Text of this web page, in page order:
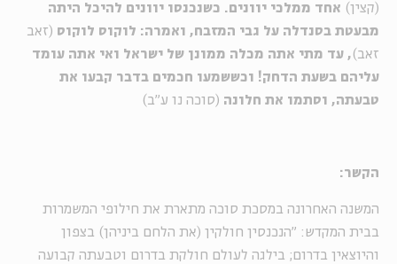
(קצין) אחד ממלכי יוונים. כשנכנסו יוונים להיכל היתה
מבעטת בסנדלה על גבי המזבח, ואמרה: לוקוס לוקוס (זאב
זאב) , עד מתי אתה מכלה ממונן של ישראל ואי אתה עומד
עליהם בשעת הדחק! וכששמעו חכמים בדבר קבעו את
טבעתה, וסתמו את חלונה (סוכה נו ע"ב)
הקשר:
המשנה האחרונה במסכת סוכה מתארת את חילופי המשמרות
בבית המקדש: "הנכנסין חולקין (את הלחם ביניהן) בצפון
והיוצאין בדרום; בילגה לעולם חולקת בדרום וטבעתה קבועה